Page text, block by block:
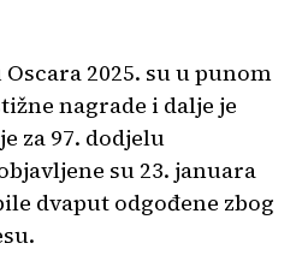
2025. su u punom
nagrade i dalje je
za 97. dodjelu
su 23. januara
dvaput odgođene zbog